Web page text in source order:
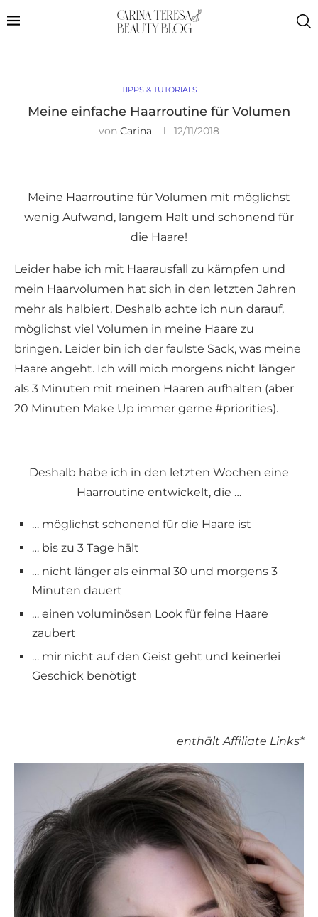
TIPPS & TUTORIALS
Meine einfache Haarroutine für Volumen
von Carina 12/11/2018
Meine Haarroutine für Volumen mit möglichst
wenig Aufwand, langem Halt und schonend für
die Haare!
Leider habe ich mit Haarausfall zu kämpfen und
mein Haarvolumen hat sich in den letzten Jahren
mehr als halbiert. Deshalb achte ich nun darauf,
möglichst viel Volumen in meine Haare zu
bringen. Leider bin ich der faulste Sack, was meine
Haare angeht. Ich will mich morgens nicht länger
als 3 Minuten mit meinen Haaren aufhalten (aber
20 Minuten Make Up immer gerne #priorities).
Deshalb habe ich in den letzten Wochen eine
Haarroutine entwickelt, die …
… möglichst schonend für die Haare ist
… bis zu 3 Tage hält
… nicht länger als einmal 30 und morgens 3
Minuten dauert
… einen voluminösen Look für feine Haare
zaubert
… mir nicht auf den Geist geht und keinerlei
Geschick benötigt
enthält Affiliate Links*